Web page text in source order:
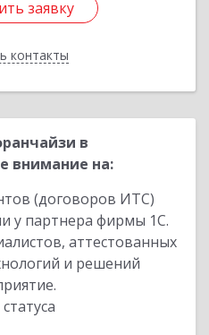
заявку
контакты
заявку
в
внимание на:
(договоров ИТС)
у партнера фирмы 1С.
аттестованных
и решений